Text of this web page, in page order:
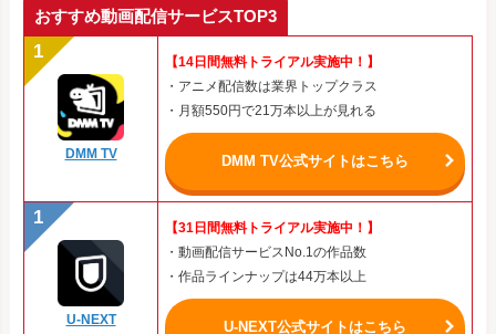
おすすめ動画配信サービスTOP3
DMM TV
【14日間無料トライアル実施中！】
・アニメ配信数は業界トップクラス
・月額550円で21万本以上が見れる
DMM TV公式サイトはこちら
U-NEXT
【31日間無料トライアル実施中！】
・動画配信サービスNo.1の作品数
・作品ラインナップは44万本以上
U-NEXT公式サイトはこちら